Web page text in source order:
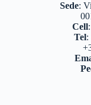
Sede:
Cell
Tel: